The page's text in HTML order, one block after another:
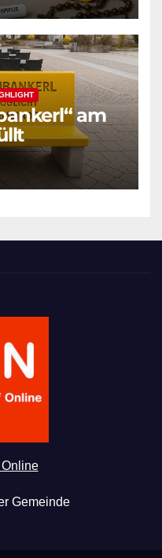
am
Gemeinde